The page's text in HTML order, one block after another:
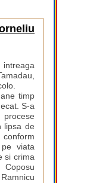
timp
S-a
lipsa de
viata
si crima